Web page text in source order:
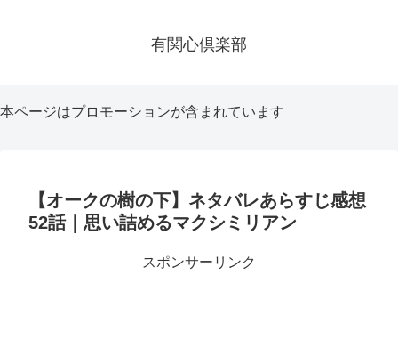
有関心倶楽部
本ページはプロモーションが含まれています
【オークの樹の下】ネタバレあらすじ感想
52話｜思い詰めるマクシミリアン
スポンサーリンク